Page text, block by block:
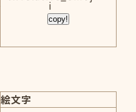
i
copy!
絵文字